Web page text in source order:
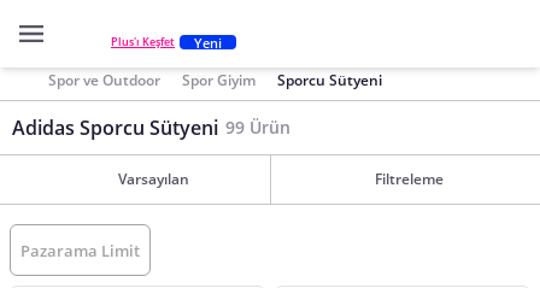
Plus'ı Keşfet Yeni
Spor ve Outdoor Spor Giyim Sporcu Sütyeni
Adidas Sporcu Sütyeni 99 Ürün
Varsayılan Filtreleme
Pazarama Limit